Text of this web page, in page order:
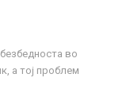
во
а тој проблем